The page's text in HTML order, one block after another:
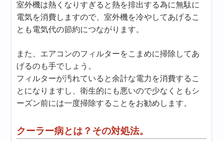
室外機は熱くなりすぎると熱を排出する為に無駄に
電気を消費しますので、室外機を冷やしてあげるこ
とも電気代の節約につながります。
また、エアコンのフィルターをこまめに掃除してあ
げるのも手でしょう。
フィルターが汚れていると余計な電力を消費するこ
とになりますし、衛生的にも悪いので少なくともシ
ーズン前には一度掃除することをお勧めします。
クーラー病とは？その対処法。